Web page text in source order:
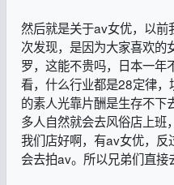
然后就是关于av女优，以
次发现，是因为大家喜欢的
罗，这能不贵吗，日本一年
看，什么行业都是28定律
的素人光靠片酬是生存不下
多人自然就会去风俗店上班
我们店好啊，有av女优，
会去拍av。所以兄弟们直接